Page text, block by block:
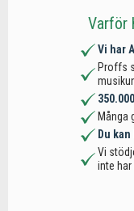
Varför
Vi har
Proffs
Många
Du
Vi
inte